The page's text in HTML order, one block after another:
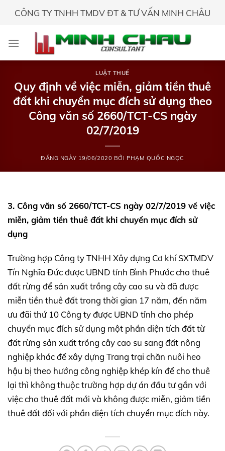
CÔNG TY TNHH TMDV ĐT & TƯ VẤN MINH CHÂU
LUẬT THUẾ
Quy định về việc miễn, giảm tiền thuê
đất khi chuyển mục đích sử dụng theo
Công văn số 2660/TCT-CS ngày
02/7/2019
ĐĂNG NGÀY 19/06/2020 BỞI PHẠM QUỐC NGỌC
3. Công văn số 2660/TCT-CS ngày 02/7/2019 về việc
miễn, giảm tiền thuê đất khi chuyển mục đích sử
dụng
Trường hợp Công ty TNHH Xây dựng Cơ khí SXTMDV
Tín Nghĩa Đức được UBND tỉnh Bình Phước cho thuê
đất rừng để sản xuất trồng cây cao su và đã được
miễn tiền thuê đất trong thời gian 17 năm, đến năm
ưu đãi thứ 10 Công ty được UBND tỉnh cho phép
chuyển mục đích sử dụng một phần diện tích đất từ
đất rừng sản xuất trồng cây cao su sang đất nông
nghiệp khác để xây dựng Trang trại chăn nuôi heo
hậu bị theo hướng công nghiệp khép kín để cho thuê
lại thì không thuộc trường hợp dự án đầu tư gắn với
việc cho thuê đất mới và không được miễn, giảm tiền
thuê đất đối với phần diện tích chuyển mục đích này.